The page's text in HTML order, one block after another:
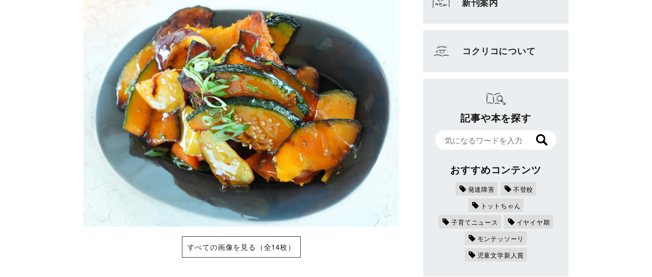
すべての画像を見る（全14枚）
コクリコについて
記事や本を探す
おすすめコンテンツ
発達障害
不登校
トットちゃん
子育てニュース
イヤイヤ期
モンテッソーリ
児童文学新人賞